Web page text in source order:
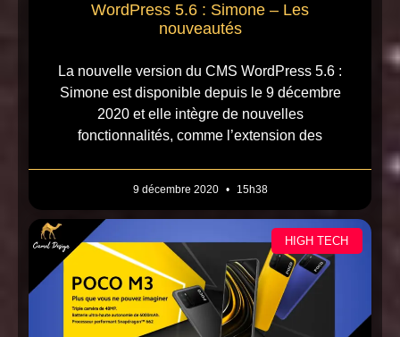
WordPress 5.6 : Simone – Les
nouveautés
La nouvelle version du CMS WordPress 5.6 :
Simone est disponible depuis le 9 décembre
2020 et elle intègre de nouvelles
fonctionnalités, comme l’extension des
9 décembre 2020 15h38
HIGH TECH